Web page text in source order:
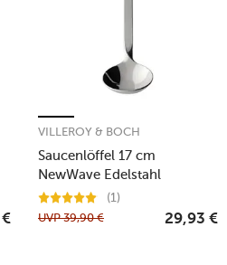
€
Saucenlöffel 17 cm
NewWave Edelstahl
VILLEROY & BOCH
(1)
UVP39,90 € 29,93 €